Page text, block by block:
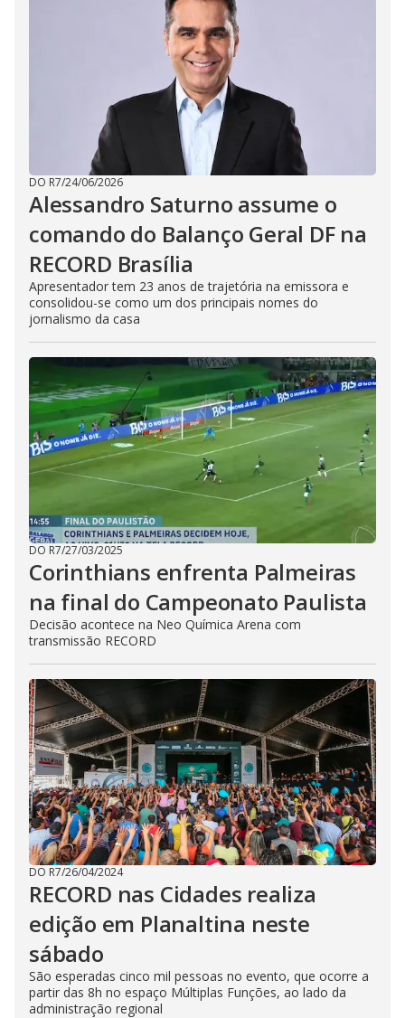
d
e
o
DO R7/24/06/2026
Alessandro Saturno assume o
comando do Balanço Geral DF na
RECORD Brasília
Apresentador tem 23 anos de trajetória na emissora e
consolidou-se como um dos principais nomes do
jornalismo da casa
DO R7/27/03/2025
Corinthians enfrenta Palmeiras
na final do Campeonato Paulista
Decisão acontece na Neo Química Arena com
transmissão RECORD
DO R7/26/04/2024
RECORD nas Cidades realiza
edição em Planaltina neste
sábado
São esperadas cinco mil pessoas no evento, que ocorre a
partir das 8h no espaço Múltiplas Funções, ao lado da
administração regional